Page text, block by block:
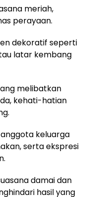
meriah,
perayaan.
dekoratif seperti
latar kembang
melibatkan
kehati-hatian
keluarga
serta ekspresi
damai dan
hasil yang